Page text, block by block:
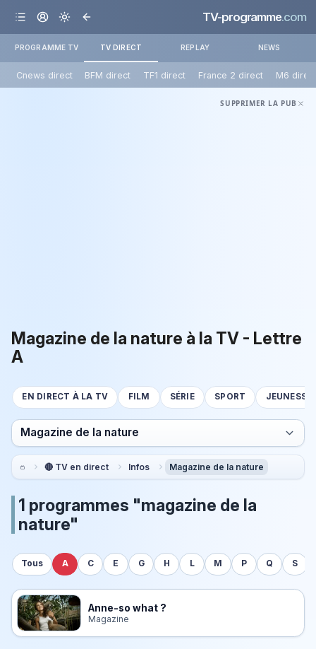
TV-programme.com
PROGRAMME TV TV DIRECT REPLAY NEWS
Cnews direct BFM direct TF1 direct France 2 direct M6
SUPPRIMER LA PUB
Magazine de la nature à la TV - Lettre
A
EN DIRECT À LA TV FILM SÉRIE SPORT JEUNESSE
Magazine de la nature
🔴 TV en direct Infos Magazine de la nature
1 programmes "magazine de la
nature"
Tous A C E G H L M P Q S
Anne-so what ?
Magazine